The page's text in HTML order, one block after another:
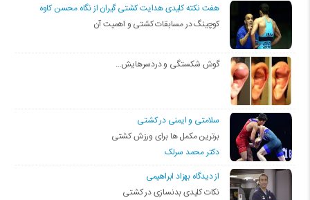
هفت نکته کلیدی هدایت کشتی گیران از نگاه محسن کاوه
کوچینگ در مسابقات کشتی و اهمیت آن
گوش شکستگی و دردسرهایش…
سلامتی و ایمنی در کشتی
برترین مکمل ها برای ورزش کشتی
دکتر محمد سرلک
از دیدگاه بهزاد ابراهیمی
نکات کلیدی بدنسازی در کشتی